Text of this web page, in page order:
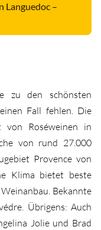
Languedoc –
zu den schönsten
Fall fehlen. Die
von Roséweinen in
von rund 27.000
Provence von
Klima bietet beste
Bekannte
Übrigens: Auch
Jolie und Brad